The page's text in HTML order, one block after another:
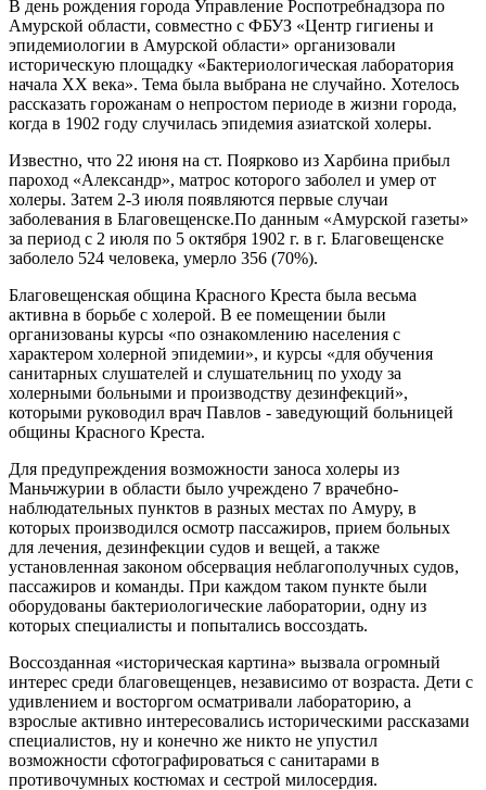
В день рождения города Управление Роспотребнадзора по
Амурской области, совместно с ФБУЗ «Центр гигиены и
эпидемиологии в Амурской области» организовали
историческую площадку «Бактериологическая лаборатория
начала XX века». Тема была выбрана не случайно. Хотелось
рассказать горожанам о непростом периоде в жизни города,
когда в 1902 году случилась эпидемия азиатской холеры.
Известно, что 22 июня на ст. Поярково из Харбина прибыл
пароход «Александр», матрос которого заболел и умер от
холеры. Затем 2-3 июля появляются первые случаи
заболевания в Благовещенске.По данным «Амурской газеты»
за период с 2 июля по 5 октября 1902 г. в г. Благовещенске
заболело 524 человека, умерло 356 (70%).
Благовещенская община Красного Креста была весьма
активна в борьбе с холерой. В ее помещении были
организованы курсы «по ознакомлению населения с
характером холерной эпидемии», и курсы «для обучения
санитарных слушателей и слушательниц по уходу за
холерными больными и производству дезинфекций»,
которыми руководил врач Павлов - заведующий больницей
общины Красного Креста.
Для предупреждения возможности заноса холеры из
Маньчжурии в области было учреждено 7 врачебно-
наблюдательных пунктов в разных местах по Амуру, в
которых производился осмотр пассажиров, прием больных
для лечения, дезинфекции судов и вещей, а также
установленная законом обсервация неблагополучных судов,
пассажиров и команды. При каждом таком пункте были
оборудованы бактериологические лаборатории, одну из
которых специалисты и попытались воссоздать.
Воссозданная «историческая картина» вызвала огромный
интерес среди благовещенцев, независимо от возраста. Дети с
удивлением и восторгом осматривали лабораторию, а
взрослые активно интересовались историческими рассказами
специалистов, ну и конечно же никто не упустил
возможности сфотографироваться с санитарами в
противочумных костюмах и сестрой милосердия.